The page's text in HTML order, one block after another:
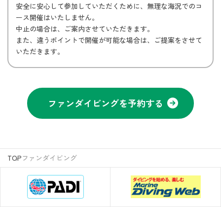
安全に安心して参加していただくために、無理な海況でのコ
ース開催はいたしません。
中止の場合は、ご案内させていただきます。
また、違うポイントで開催が可能な場合は、ご提案をさせて
いただきます。
ファンダイビングを予約する
TOPファンダイビング